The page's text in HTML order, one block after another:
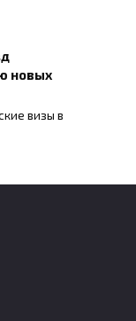
новых
визы в